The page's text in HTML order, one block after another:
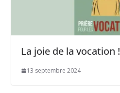
La joie de la vocation !
13 septembre 2024